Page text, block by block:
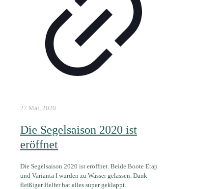
27 Mai, 2020
Die Segelsaison 2020 ist
eröffnet
Die Segelsaison 2020 ist eröffnet. Beide Boote Etap
und Varianta I wurden zu Wasser gelassen. Dank
fleißiger Helfer hat alles super geklappt.